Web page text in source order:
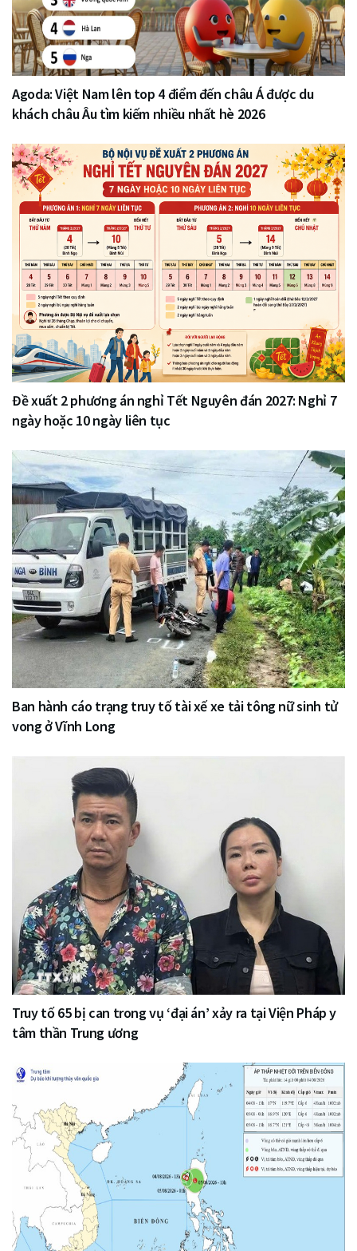
Agoda: Việt Nam lên top 4 điểm đến châu Á được du
khách châu Âu tìm kiếm nhiều nhất hè 2026
Đề xuất 2 phương án nghỉ Tết Nguyên đán 2027: Nghỉ 7
ngày hoặc 10 ngày liên tục
Ban hành cáo trạng truy tố tài xế xe tải tông nữ sinh tử
vong ở Vĩnh Long
Truy tố 65 bị can trong vụ ‘đại án’ xảy ra tại Viện Pháp y
tâm thần Trung ương